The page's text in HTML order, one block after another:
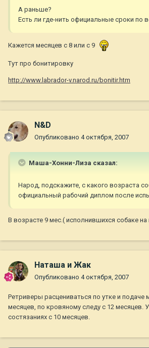
А раньше?
Есть ли где-нить официальные сроки по
Кажется месяцев с 8 или с 9
Тут про бонитировку
http://www.labrador-v.narod.ru/bonitir.htm
N&D
Опубликовано 4 октября, 2007
Маша-Хонни-Лиза сказал:
Народ, подскажите, с какого возраста
официальный рабочий диплом после
В возрасте 9 мес.( исполнившихся собаке
Наташа и Жак
Опубликовано 4 октября, 2007
Ретриверы расцениваться по утке и подаче
месяцев, по кровяному следу с 12 месяцев.
состязаниях с 10 месяцев.